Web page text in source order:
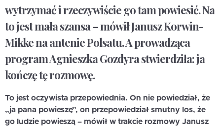
wytrzymać i rzeczywiście go tam powiesić. Na
to jest mała szansa – mówił Janusz Korwin-
Mikke na antenie Polsatu. A prowadząca
program Agnieszka Gozdyra stwierdziła: ja
kończę tę rozmowę.
To jest oczywista przepowiednia. On nie powiedział, że
„ja pana powieszę”, on przepowiedział smutny los, że
go ludzie powieszą – mówił w trakcie rozmowy Janusz